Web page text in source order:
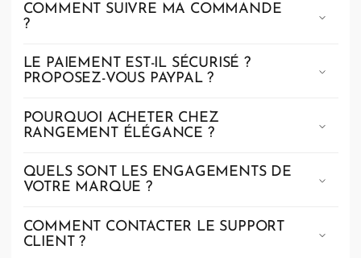
COMMENT SUIVRE MA COMMANDE
?
LE PAIEMENT EST-IL SÉCURISÉ ?
PROPOSEZ-VOUS PAYPAL ?
POURQUOI ACHETER CHEZ
RANGEMENT ÉLÉGANCE ?
QUELS SONT LES ENGAGEMENTS DE
VOTRE MARQUE ?
COMMENT CONTACTER LE SUPPORT
CLIENT ?